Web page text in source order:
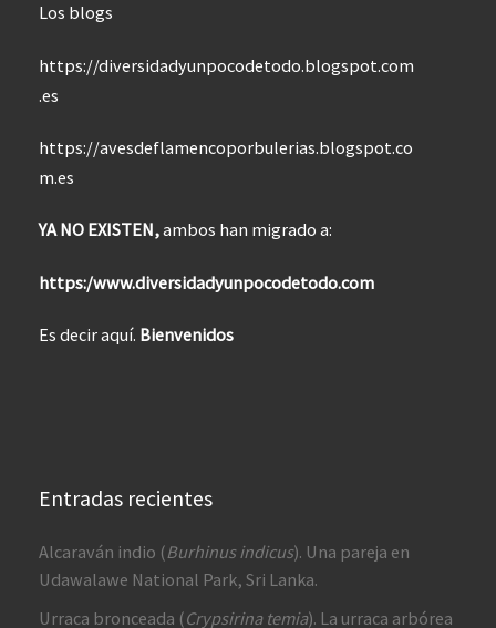
Los blogs
https://diversidadyunpocodetodo.blogspot.com
.es
https://avesdeflamencoporbulerias.blogspot.co
m.es
YA NO EXISTEN,ambos han migrado a:
https:/www.diversidadyunpocodetodo.com
Es decir aquí. Bienvenidos
Entradas recientes
Alcaraván indio (Burhinus indicus). Una pareja en
Udawalawe National Park, Sri Lanka.
Urraca bronceada (Crypsirina temia). La urraca arbórea